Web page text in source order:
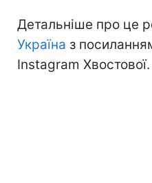
Детальніше про це
Україна з
Instagram Хвостової.